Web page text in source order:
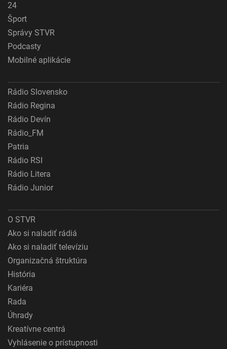
24
Šport
Správy STVR
Podcasty
Mobilné aplikácie
Rádio Slovensko
Rádio Regina
Rádio Devín
Rádio_FM
Patria
Rádio RSI
Rádio Litera
Rádio Junior
O STVR
Ako si naladiť rádiá
Ako si naladiť televíziu
Organizačná štruktúra
História
Kariéra
Rada
Úhrady
Kreatívne centrá
Vyhlásenie o prístupnosti